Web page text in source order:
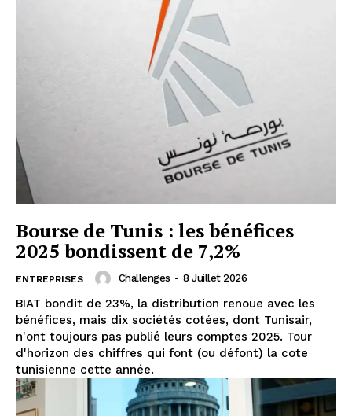
Bourse de Tunis : les bénéfices
2025 bondissent de 7,2%
ENTREPRISES Challenges - 8 Juillet 2026
BIAT bondit de 23%, la distribution renoue avec les
bénéfices, mais dix sociétés cotées, dont Tunisair,
n'ont toujours pas publié leurs comptes 2025. Tour
d'horizon des chiffres qui font (ou défont) la cote
tunisienne cette année.